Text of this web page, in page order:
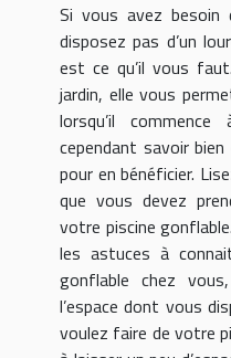
Si vous avez besoin
disposez pas d’un
est ce qu’il vous
jardin, elle vous
lorsqu’il
cependant savoir
pour en bénéficier.
que vous devez
votre piscine
les astuces à
gonflable chez
l’espace dont vous
voulez faire de votre